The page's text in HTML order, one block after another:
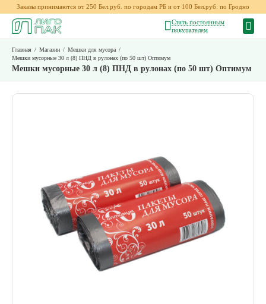
Заказы принимаются от 250 Бел.руб. по городам РБ и от 100 Бел.руб. по Гродно
Стать постоянным
покупателем
Главная / Магазин / Мешки для мусора /
Мешки мусорные 30 л (8) ПНД в рулонах (по 50 шт) Оптимум
Мешки мусорные 30 л (8) ПНД в рулонах (по 50 шт) Оптимум